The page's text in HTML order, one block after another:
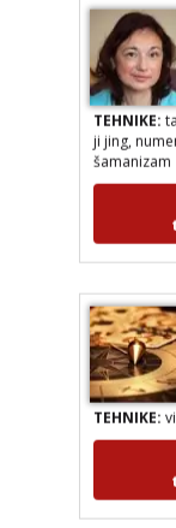
TEHNIKE:
ji jing,
šamanizam
TEHNIKE: